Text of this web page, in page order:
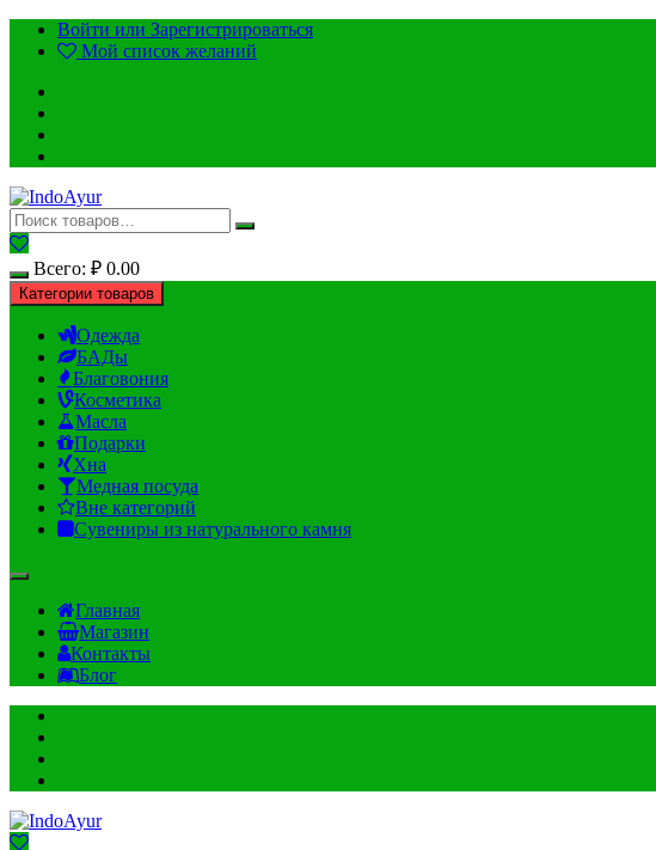
ПерейтиВойти или Зарегистрироваться
Мой список желаний
Всего: ₽ 0.00
Категории товаров
Одежда
БАДы
Благовония
Косметика
Масла
Подарки
Хна
Медная посуда
Вне категорий
Сувениры из натурального камня
Главная
Магазин
Контакты
Блог